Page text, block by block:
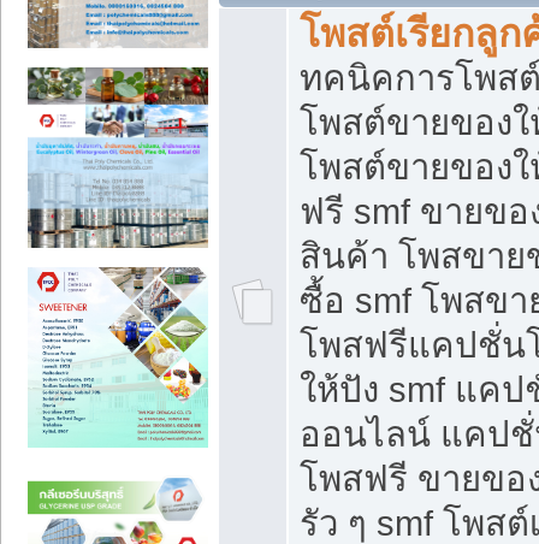
โพสต์เรียกลูก
ทคนิคการโพส
โพสต์ขายของ
โพสต์ขายของ
ฟรี smf ขายข
สินค้า โพสขาย
ซื้อ smf โพสข
โพสฟรีแคปชั่น
ให้ปัง smf แค
ออนไลน์ แคป
โพสฟรี ขายขอ
รัว ๆ smf โพส